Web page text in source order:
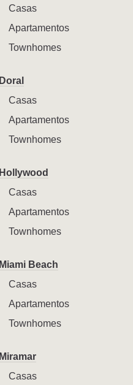
Casas
Apartamentos
Townhomes
Doral
Casas
Apartamentos
Townhomes
Hollywood
Casas
Apartamentos
Townhomes
Miami Beach
Casas
Apartamentos
Townhomes
Miramar
Casas